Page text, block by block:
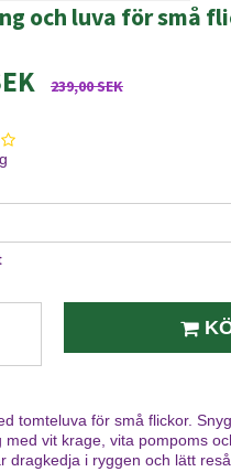
och luva för små
239,00 SEK
tomteluva för små flickor.
med vit krage, vita pompoms
dragkedja i ryggen och lätt